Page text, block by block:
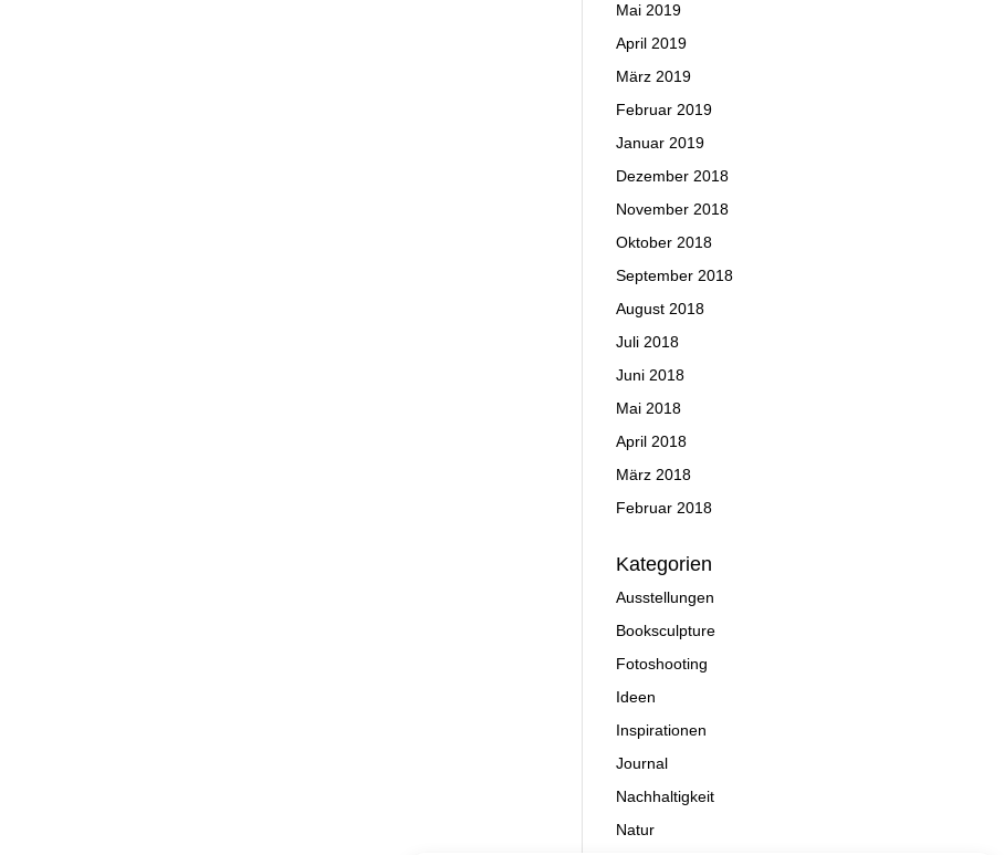
Mai 2019
April 2019
März 2019
Februar 2019
Januar 2019
Dezember 2018
November 2018
Oktober 2018
September 2018
August 2018
Juli 2018
Juni 2018
Mai 2018
April 2018
März 2018
Februar 2018
Kategorien
Ausstellungen
Booksculpture
Fotoshooting
Ideen
Inspirationen
Journal
Nachhaltigkeit
Natur